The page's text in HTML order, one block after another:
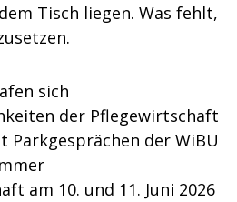
Tisch liegen. Was fehlt,
sich
der Pflegewirtschaft
Parkgesprächen der WiBU
am 10. und 11. Juni 2026